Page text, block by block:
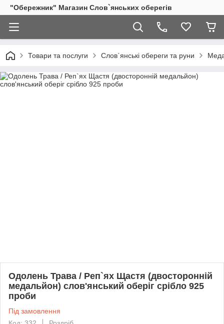
"Обережник" Магазин Слов`янських оберегів
Товари та послуги Слов`янські обереги та руни
Одолень Трава / Реп`ях Щастя (двосторонній
медальйон) слов'янський оберіг срібло 925
проби
Під замовлення